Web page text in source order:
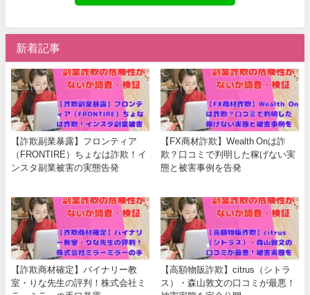
新着記事
【詐欺副業暴露】フロンティア
（FRONTIRE）ちょなは詐欺！イ
ンスタ副業被害の実態告発
【FX商材詐欺】Wealth Onは詐
欺？口コミで判明した稼げない実
態と被害事例を告発
【詐欺商材確定】バイナリー教
室・りな先生の評判！株式会社ミ
【高額物販詐欺】citrus（シトラ
ス）・森山敦文の口コミが最悪！